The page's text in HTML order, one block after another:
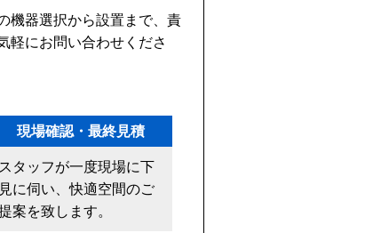
機器選択から設置まで、責
軽にお問い合わせくださ
現場確認・最終見積
スタッフが一度現場に下
見に伺い、快適空間のご
案を致します。